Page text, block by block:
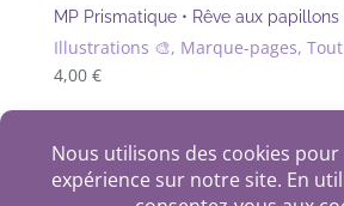
MP Prismatique • Rêve aux papillons
Illustrations 🎨, Marque-pages, Tout
4,00 €
+